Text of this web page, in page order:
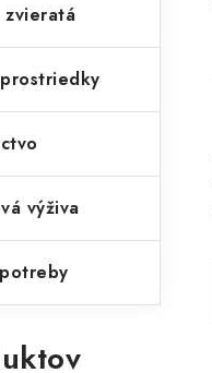
zvieratá
výživa